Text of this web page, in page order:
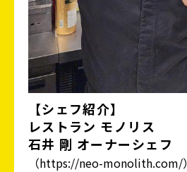
【シェフ紹介】
レストラン モノリス
石井 剛 オーナーシェフ
（https://neo-monolith.com/）